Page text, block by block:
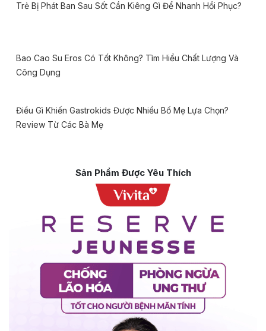
Trẻ Bị Phát Ban Sau Sốt Cần Kiêng Gì Để Nhanh Hồi Phục?
Bao Cao Su Eros Có Tốt Không? Tìm Hiểu Chất Lượng Và
Công Dụng
Điều Gì Khiến Gastrokids Được Nhiều Bố Mẹ Lựa Chọn?
Review Từ Các Bà Mẹ
Sản Phẩm Được Yêu Thích